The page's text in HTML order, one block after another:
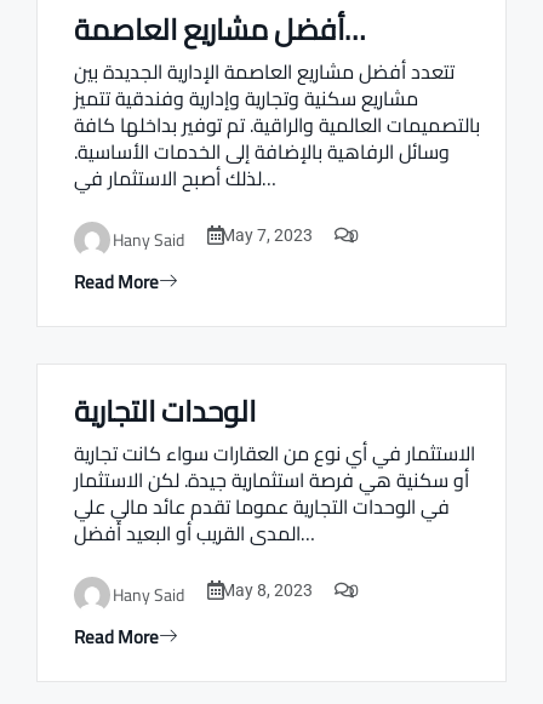
Real estate Estate ville أفضل مشاريع العاصمة…
تتعدد أفضل مشاريع العاصمة الإدارية الجديدة بين
مشاريع سكنية وتجارية وإدارية وفندقية تتميز
بالتصميمات العالمية والراقية. تم توفير بداخلها كافة
وسائل الرفاهية بالإضافة إلى الخدمات الأساسية.
لذلك أصبح الاستثمار في…
Hany Said May 7, 2023 0
Read More
Real estate Estate ville
الوحدات التجارية
الاستثمار في أي نوع من العقارات سواء كانت تجارية
أو سكنية هي فرصة استثمارية جيدة. لكن الاستثمار
في الوحدات التجارية عموما تقدم عائد مالي علي
المدى القريب أو البعيد أفضل…
Hany Said May 8, 2023 0
Read More